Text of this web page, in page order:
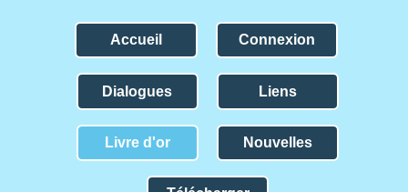
Accueil Connexion
Dialogues Liens
Livre d'or Nouvelles